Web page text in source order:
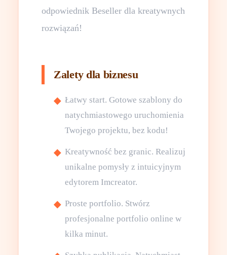
odpowiednik Beseller dla kreatywnych
rozwiązań!
Zalety dla biznesu
Łatwy start. Gotowe szablony do
natychmiastowego uruchomienia
Twojego projektu, bez kodu!
Kreatywność bez granic. Realizuj
unikalne pomysły z intuicyjnym
edytorem Imcreator.
Proste portfolio. Stwórz
profesjonalne portfolio online w
kilka minut.